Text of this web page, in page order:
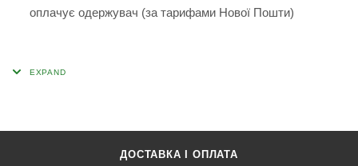
оплачує одержувач (за тарифами Нової Пошти)
ДОСТАВКА І ОПЛАТА